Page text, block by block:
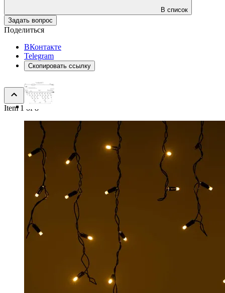
В список
Задать вопрос
Поделиться
ВКонтакте
Telegram
Скопировать ссылку
Item 1 of 8